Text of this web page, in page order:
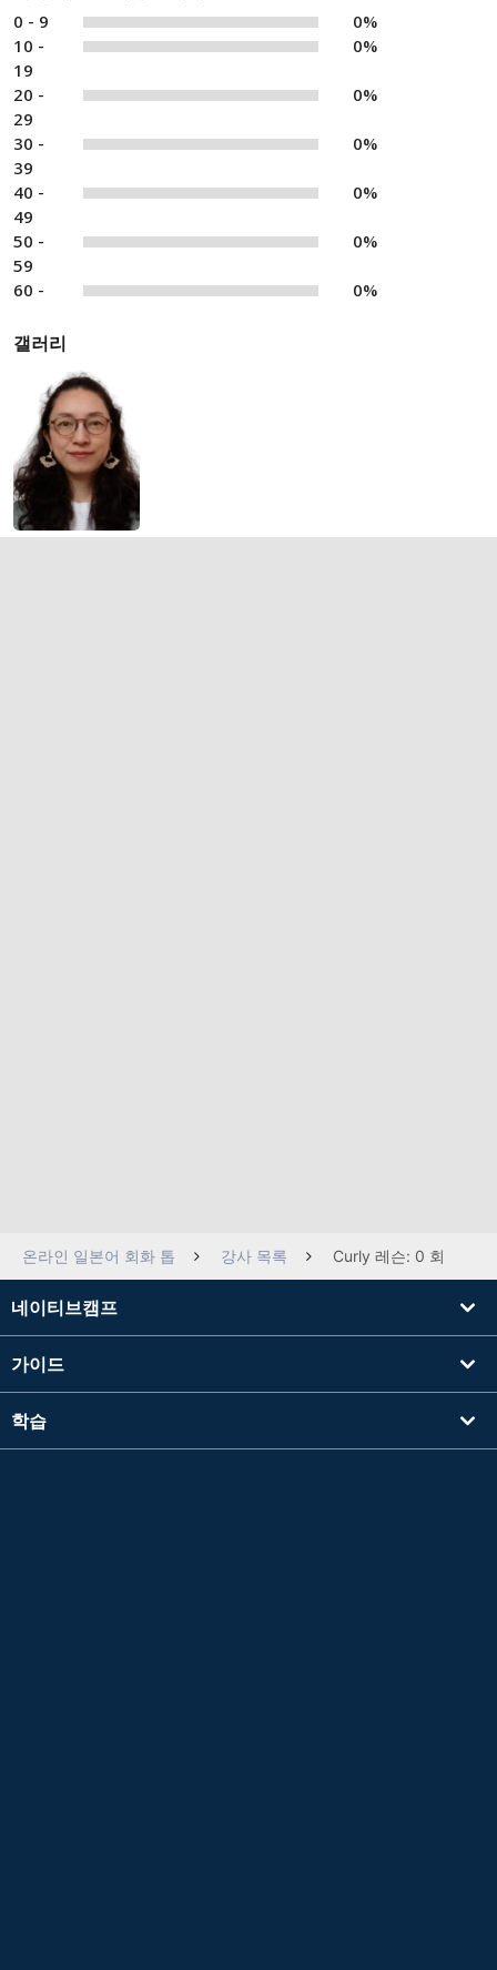
0 - 9
0%
10 -
19
0%
20 -
29
0%
30 -
39
0%
40 -
49
0%
50 -
59
0%
60 - 0%
갤러리
온라인 일본어 회화 톱 강사 목록 Curly 레슨: 0 회
네이티브캠프
가이드
학습